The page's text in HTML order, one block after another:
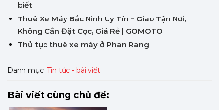
biết
Thuê Xe Máy Bắc Ninh Uy Tín – Giao Tận Nơi,
Không Cần Đặt Cọc, Giá Rẻ | GOMOTO
Thủ tục thuê xe máy ở Phan Rang
Danh mục: Tin tức - bài viết
Bài viết cùng chủ đề: